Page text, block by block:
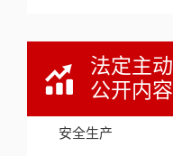
法定主动
公开内容
安全生产